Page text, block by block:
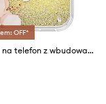
OFF*
UNIQ etui na telefon z wbudowanym pierścieniem magnetycznym iPhone 17 Pro Max